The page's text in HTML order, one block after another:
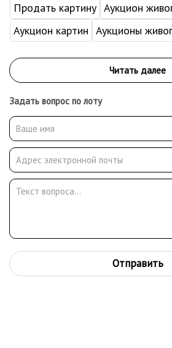
Продать картину Аукцион
Аукцион картин Аукционы
Задать вопрос по лоту
Отправить